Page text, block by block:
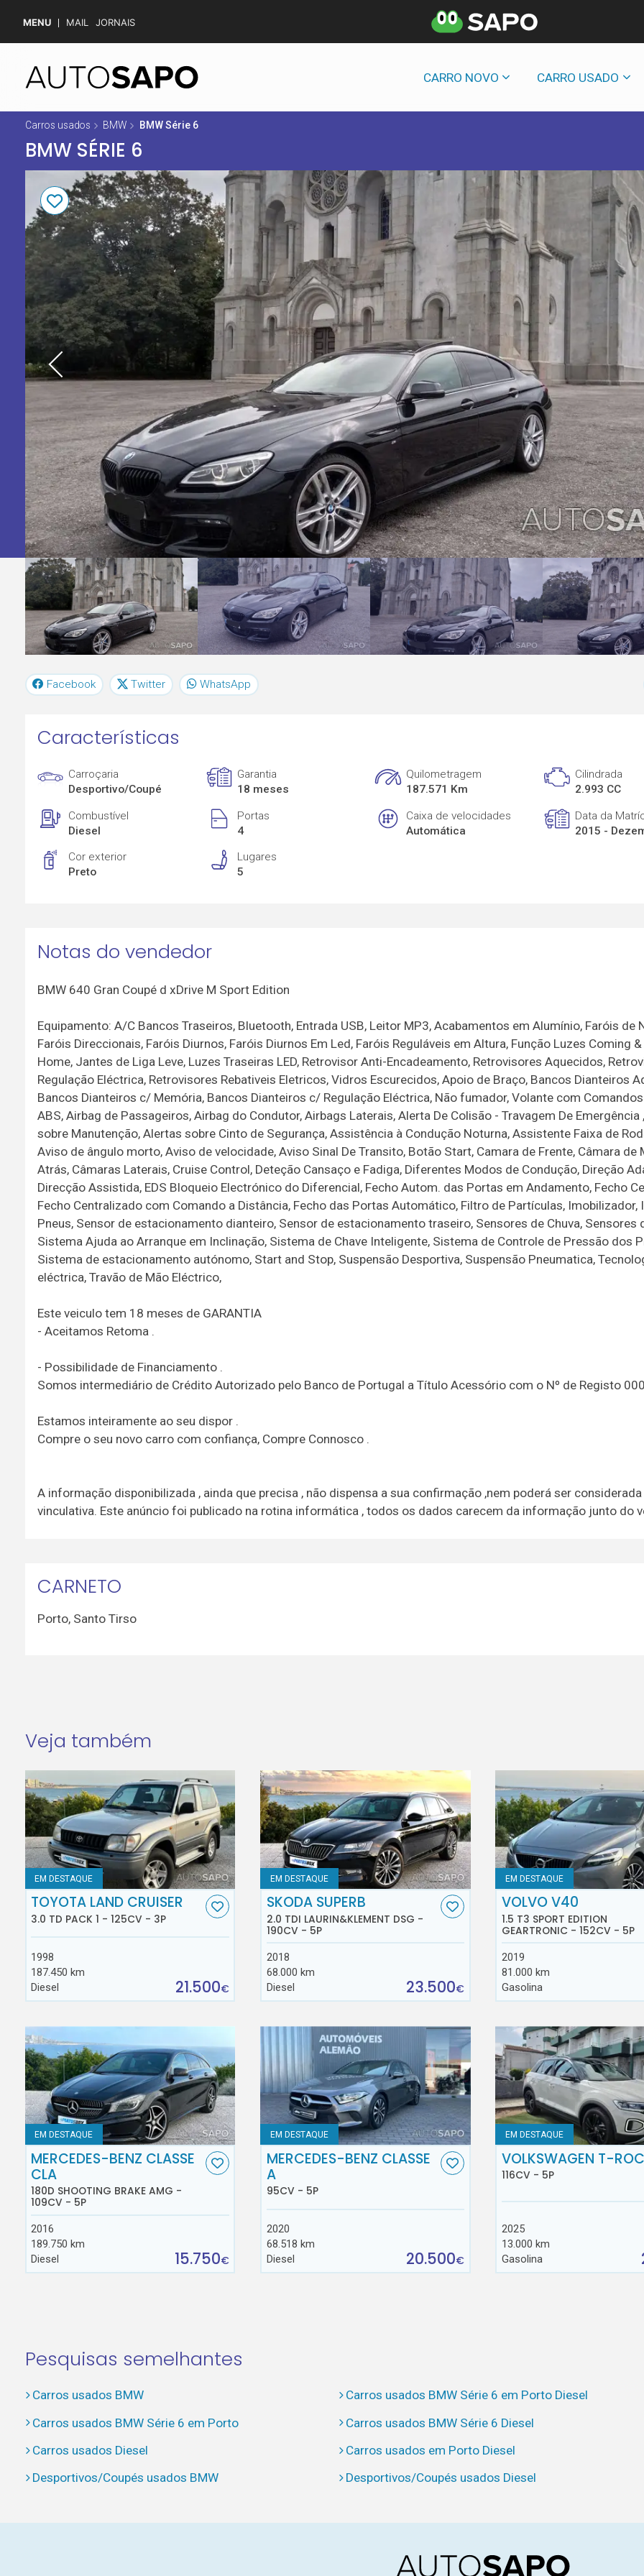
MENU MAIL JORNAIS
CARRO NOVO CARRO USADO
Carros usados BMW BMW Série 6
BMW SÉRIE 6
Facebook Twitter WhatsApp
Características
Carroçaria
Desportivo/Coupé
Garantia
18 meses
Quilometragem
187.571 Km
Cilindrada
2.993 CC
Combustível
Diesel
Portas
4
Caixa de velocidades
Automática
Data da
2015 -
Cor exterior
Preto
Lugares
5
Notas do vendedor
BMW 640 Gran Coupé d xDrive M Sport Edition
Equipamento: A/C Bancos Traseiros, Bluetooth, Entrada USB, Leitor MP3, Acabamentos em Alumínio, Faróis de
Faróis Direccionais, Faróis Diurnos, Faróis Diurnos Em Led, Faróis Reguláveis em Altura, Função Luzes Coming
Home, Jantes de Liga Leve, Luzes Traseiras LED, Retrovisor Anti-Encadeamento, Retrovisores Aquecidos,
Regulação Eléctrica, Retrovisores Rebativeis Eletricos, Vidros Escurecidos, Apoio de Braço, Bancos Dianteiros
Bancos Dianteiros c/ Memória, Bancos Dianteiros c/ Regulação Eléctrica, Não fumador, Volante com
ABS, Airbag de Passageiros, Airbag do Condutor, Airbags Laterais, Alerta De Colisão - Travagem De Emergência
sobre Manutenção, Alertas sobre Cinto de Segurança, Assistência à Condução Noturna, Assistente Faixa de
Aviso de ângulo morto, Aviso de velocidade, Aviso Sinal De Transito, Botão Start, Camara de Frente, Câmara de
Atrás, Câmaras Laterais, Cruise Control, Deteção Cansaço e Fadiga, Diferentes Modos de Condução, Direção
Direcção Assistida, EDS Bloqueio Electrónico do Diferencial, Fecho Autom. das Portas em Andamento, Fecho
Fecho Centralizado com Comando a Distância, Fecho das Portas Automático, Filtro de Partículas, Imobilizador,
Pneus, Sensor de estacionamento dianteiro, Sensor de estacionamento traseiro, Sensores de Chuva, Sensores
Sistema Ajuda ao Arranque em Inclinação, Sistema de Chave Inteligente, Sistema de Controle de Pressão dos
Sistema de estacionamento autónomo, Start and Stop, Suspensão Desportiva, Suspensão Pneumatica,
eléctrica, Travão de Mão Eléctrico,
Este veiculo tem 18 meses de GARANTIA
- Aceitamos Retoma .
- Possibilidade de Financiamento .
Somos intermediário de Crédito Autorizado pelo Banco de Portugal a Título Acessório com o Nº de Registo
Estamos inteiramente ao seu dispor .
Compre o seu novo carro com confiança, Compre Connosco .
A informação disponibilizada , ainda que precisa , não dispensa a sua confirmação ,nem poderá ser considerada
vinculativa. Este anúncio foi publicado na rotina informática , todos os dados carecem da informação junto do
CARNETO
Porto, Santo Tirso
Veja também
EM DESTAQUE
TOYOTA LAND CRUISER
3.0 TD PACK 1 - 125CV - 3P
1998
187.450 km
Diesel
21.500€
EM DESTAQUE
SKODA SUPERB
2.0 TDI LAURIN&KLEMENT DSG -
190CV - 5P
2018
68.000 km
Diesel
23.500€
EM DESTAQUE
VOLVO V40
1.5 T3 SPORT EDITION
GEARTRONIC - 152CV - 5P
2019
81.000 km
Gasolina
EM DESTAQUE
MERCEDES-BENZ CLASSE
CLA
180D SHOOTING BRAKE AMG -
109CV - 5P
2016
189.750 km
Diesel
15.750€
EM DESTAQUE
MERCEDES-BENZ CLASSE
A
95CV - 5P
2020
68.518 km
Diesel
20.500€
EM DESTAQUE
VOLKSWAGEN T-ROC
116CV - 5P
2025
13.000 km
Gasolina
Pesquisas semelhantes
Carros usados BMW Carros usados BMW Série 6 em Porto Diesel
Carros usados BMW Série 6 em Porto
Carros usados BMW Série 6 Diesel
Carros usados Diesel
Carros usados em Porto Diesel
Desportivos/Coupés usados BMW
Desportivos/Coupés usados Diesel